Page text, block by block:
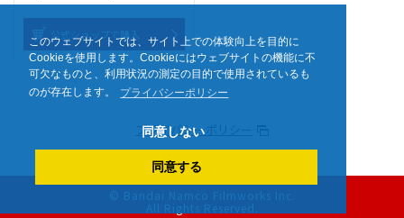
このウェブサイトでは、サイト上での体験向上を目的に
Cookieを使用します。Cookieにはウェブサイトの機能に不
可欠なものと、利用状況の測定の目的で使用されているも
のが存在します。
プライバシーポリシー
同意しない
同意する
公式ショップで購入
プライバシーポリシー
© Bandai Namco Filmworks Inc.
All Rights Reserved.